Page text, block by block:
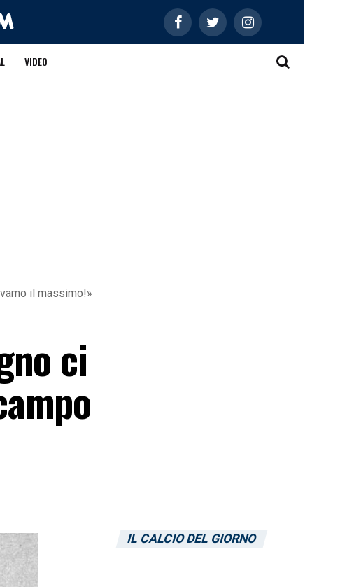
VIDEO
il massimo!»
ci
IL CALCIO DEL GIORNO